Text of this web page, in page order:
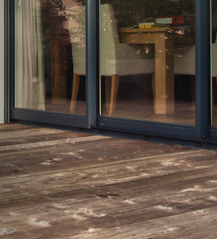
d'achat - Assistance
et service réactif avec
17